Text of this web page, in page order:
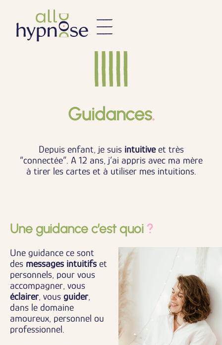
Guidances.
Depuis enfant, je suisintuitiveet très
“connectée”. A 12 ans, j’ai appris avec ma mère
à tirer les cartes et à utiliser mes intuitions.
Une guidance c’est quoi ?
Une guidance ce sont
des messages intuitifs et
personnels, pour vous
accompagner, vous
éclairer, vous guider,
dans le domaine
amoureux, personnel ou
professionnel.